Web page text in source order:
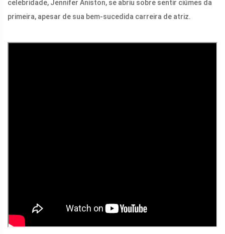
celebridade, Jennifer Aniston, se abriu sobre sentir ciúmes da
primeira, apesar de sua bem-sucedida carreira de atriz.